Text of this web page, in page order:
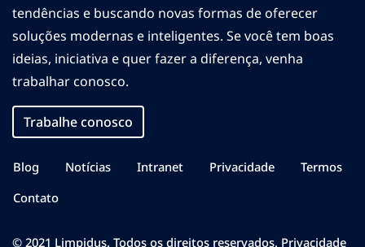
tendências e buscando novas formas de oferecer
soluções modernas e inteligentes. Se você tem boas
ideias, iniciativa e quer fazer a diferença, venha
trabalhar conosco.
Trabalhe conosco
Blog Notícias Intranet Privacidade
Termos
Contato
© 2021 Limpidus. Todos os direitos reservados. Privacidade